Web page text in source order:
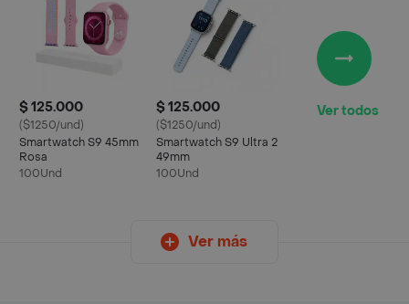
$ 125.000
($1250/und)
Smartwatch S9 45mm
Rosa
100Und
$ 125.000
($1250/und)
Smartwatch S9 Ultra 2
49mm
100Und
Ver todos
Ver más